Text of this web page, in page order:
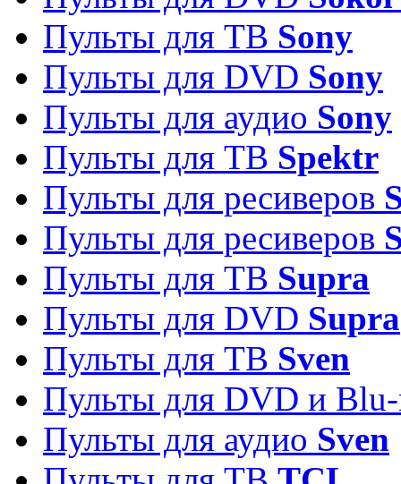
Пульты для ТВ Sony
Пульты для DVD Sony
Пульты для аудио Sony
Пульты для ТВ Spektr
Пульты для ресиверов
Пульты для ресиверов
Пульты для ТВ Supra
Пульты для DVD Supra
Пульты для ТВ Sven
Пульты для DVD и
Пульты для аудио Sven